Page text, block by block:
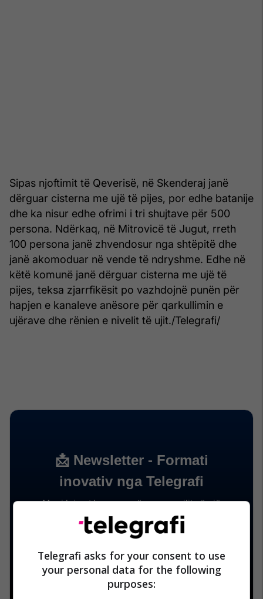
Sipas njoftimit të Qeverisë, në Skenderaj janë
dërguar cisterna me ujë të pijes, por edhe batanije
dhe ka nisur edhe ofrimi i tri shujtave për 500
persona. Ndërkaq, në Mitrovicë të Jugut, rreth
100 persona janë zhvendosur nga shtëpitë dhe
janë akomoduar në vende të ndryshme. Edhe në
këtë komunë janë dërguar cisterna me ujë të
pijes, teksa zjarrfikësit po vazhdojnë punën për
hapjen e kanaleve anësore për qarkullimin e
ujërave dhe rënien e nivelit të ujit./Telegrafi/
Telegrafi asks for your consent to use
your personal data for the following
purposes: